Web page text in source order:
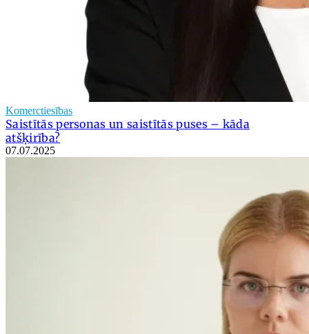
Komerctiesības
Saistītās personas un saistītās puses – kāda
atšķirība?
07.07.2025